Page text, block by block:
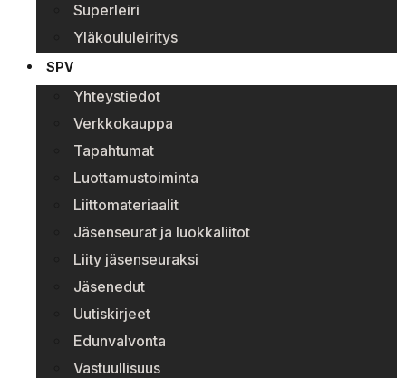
Superleiri
Yläkoululeiritys
SPV
Yhteystiedot
Verkkokauppa
Tapahtumat
Luottamustoiminta
Liittomateriaalit
Jäsenseurat ja luokkaliitot
Liity jäsenseuraksi
Jäsenedut
Uutiskirjeet
Edunvalvonta
Vastuullisuus